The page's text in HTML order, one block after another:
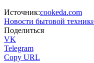
Источник:cookeda.com
Новости бытовой
Поделиться
VK
Telegram
Copy URL